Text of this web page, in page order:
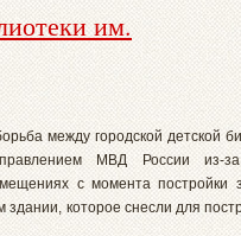
им.
между городской детской
МВД России из-
с момента постройки
которое снесли для